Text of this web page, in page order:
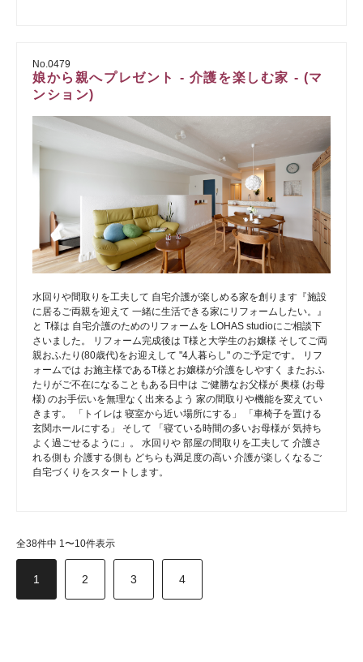
No.0479
娘から親へプレゼント - 介護を楽しむ家 - (マ
ンション)
水回りや間取りを工夫して 自宅介護が楽しめる家を創ります『施設
に居るご両親を迎えて 一緒に生活できる家にリフォームしたい。』
と T様は 自宅介護のためのリフォームを LOHAS studioにご相談下
さいました。 リフォーム完成後は T様と大学生のお嬢様 そしてご両
親おふたり(80歳代)をお迎えして "4人暮らし" のご予定です。 リフ
ォームでは お施主様であるT様とお嬢様が介護をしやすく またおふ
たりがご不在になることもある日中は ご健勝なお父様が 奥様 (お母
様) のお手伝いを無理なく出来るよう 家の間取りや機能を変えてい
きます。 「トイレは 寝室から近い場所にする」 「車椅子を置ける
玄関ホールにする」 そして 「寝ている時間の多いお母様が 気持ち
よく過ごせるように」。 水回りや 部屋の間取りを工夫して 介護さ
れる側も 介護する側も どちらも満足度の高い 介護が楽しくなるご
自宅づくりをスタートします。
全38件中 1〜10件表示
1 2 3 4